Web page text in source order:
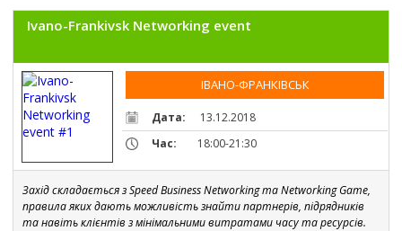
Ivano-Frankivsk Networking event
ІВАНО-ФРАНКІВСЬК
Дата:
13.12.2018
Час:
18:00-21:30
Захід складається з Speed Business Networking та Networking Game,
правила яких дають можливість знайти партнерів, підрядників
та навіть клієнтів з мінімальними витратами часу та ресурсів.